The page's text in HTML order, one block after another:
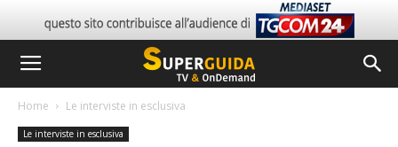
Home Le interviste in esclusiva
Le interviste in esclusiva